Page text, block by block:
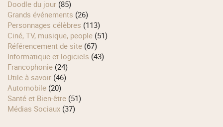
Doodle du jour (85)
Grands événements (26)
Personnages célèbres (113)
Ciné, TV, musique, people (51)
Référencement de site (67)
Informatique et logiciels (43)
Francophonie (24)
Utile à savoir (46)
Automobile (20)
Santé et Bien-être (51)
Médias Sociaux (37)